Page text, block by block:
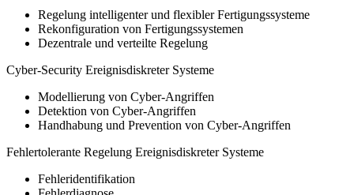
Regelung intelligenter und flexibler Fertigungssysteme
Rekonfiguration von Fertigungssystemen
Dezentrale und verteilte Regelung
Cyber-Security Ereignisdiskreter Systeme
Modellierung von Cyber-Angriffen
Detektion von Cyber-Angriffen
Handhabung und Prevention von Cyber-Angriffen
Fehlertolerante Regelung Ereignisdiskreter Systeme
Fehleridentifikation